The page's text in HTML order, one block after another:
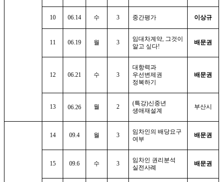
10 06.14 수 3 중간평가 이상규
11 06.19 월 3 임대차계약, 그것이
알고 싶다!
배문권
12 06.21 수 3
대항력과
우선변제권
정복하기
배문권
13 06.26 월 2 (특강)신중년
생애재설계
부산시
14 09.4 월 3
임차인의 배당요구
여부
배문권
15 09.6 수 3
임차인 권리분석
실전사례
배문권